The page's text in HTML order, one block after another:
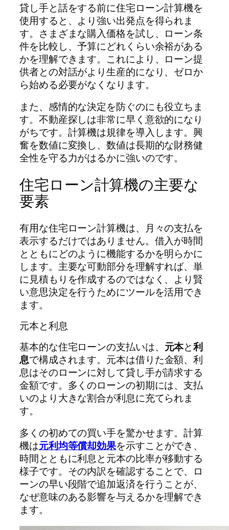
貸し手と話をする前に住宅ローン計算機を
使用すると、より強い出発点を得られま
す。さまざまな購入価格を試し、ローン条
件を比較し、予算にどれくらい余裕がある
かを理解できます。これにより、ローン提
供者との対話がより生産的になり、ゼロか
ら始める必要がなくなります。
また、感情的な決定を防ぐのにも役立ちま
す。不動産探しは非常に早く意欲的になり
がちです。計算機は規律を導入します。興
奮を数値に変換し、数値は長期的な財務健
全性を守る力がはるかに強いのです。
住宅ローン計算機の主要な
要素
有用な住宅ローン計算機は、月々の支払を
表示するだけではありません。借入が時間
とともにどのように機能するかを明らかに
します。主要な可動部分を理解すれば、単
に見積もりを作成するのではなく、より賢
い意思決定を行うためにツールを活用でき
ます。
元本と利息
基本的な住宅ローンの支払いは、 元本と利
息で構成されます。元本は借りた金額、利
息はそのローンに対して貸し手が請求する
金額です。多くのローンの初期には、支払
いのより大きな割合が利息に充てられま
す。
多くの初めての買い手を驚かせます。計算
機は元利均等償却効果を示すことができ、
時間とともに利息と元本の比率が移動する
様子です。その内訳を確認することで、ロ
ーンの早い段階で追加返済を行うことが、
なぜ意味のある影響を与えるかを理解でき
ます。